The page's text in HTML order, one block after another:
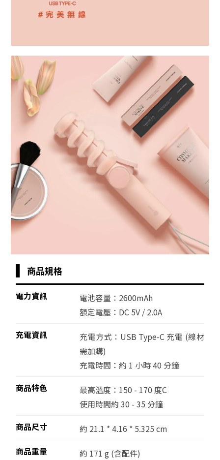
商品規格
電力資訊
電池容量：2600mAh
額定電壓：DC 5V / 2.0A
充電資訊
充電方式：USB Type-C 充電 (線材
需加購)
充電時間：約 1 小時 40 分鐘
商品特色
最高溫度：150 - 170 度C
使用時間約 30 - 35 分鐘
商品尺寸
約 21.1 * 4.16 * 5.325 cm
商品重量
約 171 g (含配件)